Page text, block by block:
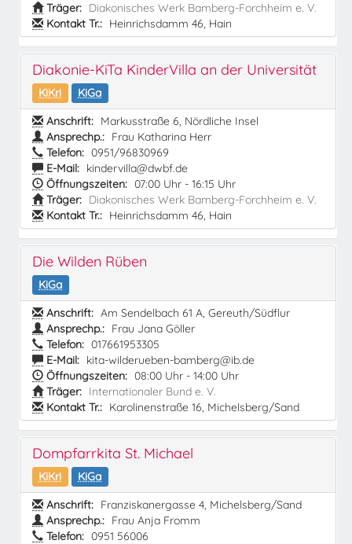
Träger: Diakonisches Werk Bamberg-Forchheim e. V.
Kontakt Tr.: Heinrichsdamm 46, Hain
Diakonie-KiTa KinderVilla an der Universität
KiKri
KiGa
Anschrift: Markusstraße 6, Nördliche Insel
Ansprechp.: Frau Katharina Herr
Telefon: 0951/96830969
E-Mail: kindervilla@dwbf.de
Öffnungszeiten: 07:00 Uhr - 16:15 Uhr
Träger: Diakonisches Werk Bamberg-Forchheim e. V.
Kontakt Tr.: Heinrichsdamm 46, Hain
Die Wilden Rüben
KiGa
Anschrift: Am Sendelbach 61 A, Gereuth/Südflur
Ansprechp.: Frau Jana Göller
Telefon: 017661953305
E-Mail: kita-wilderueben-bamberg@ib.de
Öffnungszeiten: 08:00 Uhr - 14:00 Uhr
Träger: Internationaler Bund e. V.
Kontakt Tr.: Karolinenstraße 16, Michelsberg/Sand
Dompfarrkita St. Michael
KiKri
KiGa
Anschrift: Franziskanergasse 4, Michelsberg/Sand
Ansprechp.: Frau Anja Fromm
Telefon: 0951 56006